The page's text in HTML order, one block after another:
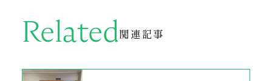
Related関連記事